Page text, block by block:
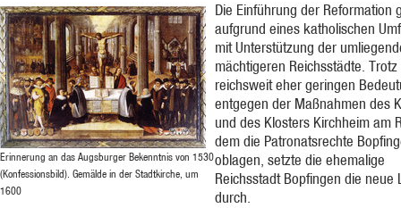
Erinnerung an das Augsburger Bekenntnis von 1530
(Konfessionsbild). Gemälde in der Stadtkirche, um
1600
Die Einführung der Reformation
aufgrund eines katholischen
mit Unterstützung der
mächtigeren Reichsstädte.
reichsweit eher geringen
entgegen der Maßnahmen des
und des Klosters Kirchheim am
dem die Patronatsrechte
oblagen, setzte die ehemalige
Reichsstadt Bopfingen die neue
durch.